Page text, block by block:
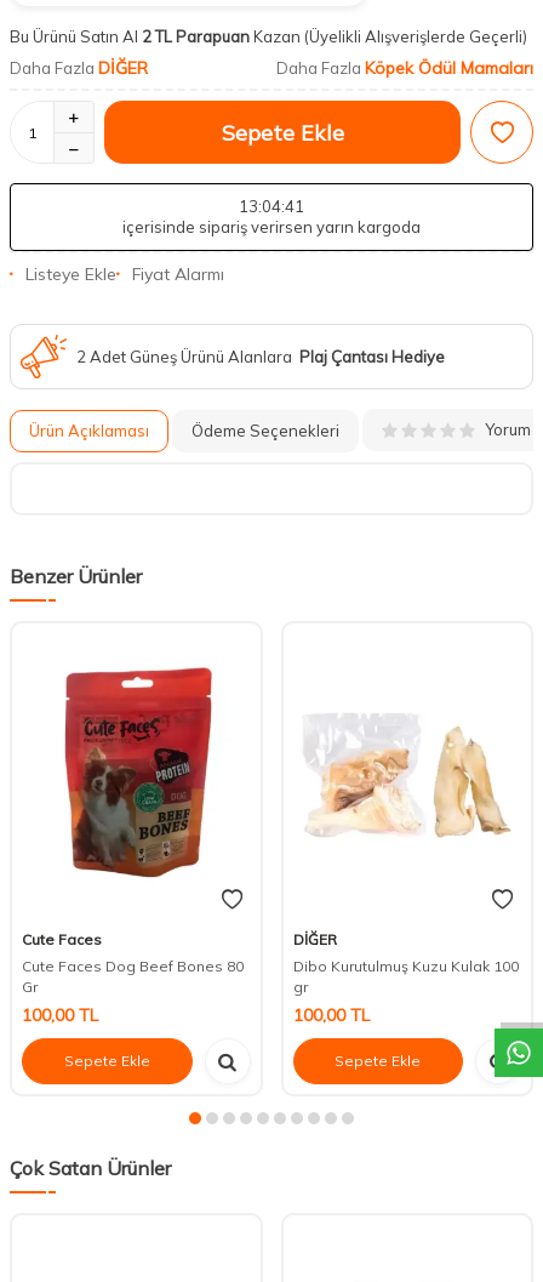
DESTEK
Bu Ürünü Satın Al 2 TL ParapuanKazan (Üyelikli Alışverişlerde Geçerli)
Daha Fazla DİĞER Daha Fazla Köpek Ödül Mamaları
Sepete Ekle
13:04:40
içerisinde sipariş verirsen yarın kargoda
Listeye Ekle Fiyat Alarmı
2 Adet Güneş Ürünü Alanlara Plaj Çantası Hediye
Ürün Açıklaması Ödeme Seçenekleri Yorum
Benzer Ürünler
Cute Faces
Cute Faces Dog Beef Bones 80
Gr
100,00TL
Sepete Ekle
DİĞER
Dibo Kurutulmuş Kuzu Kulak 100
gr
100,00TL
Sepete Ekle
Çok Satan Ürünler